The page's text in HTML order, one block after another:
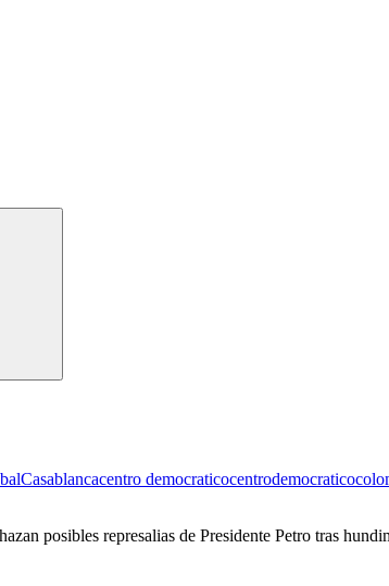
Casablancacentro democraticocentrodemocratico
posibles represalias de Presidente Petro tras